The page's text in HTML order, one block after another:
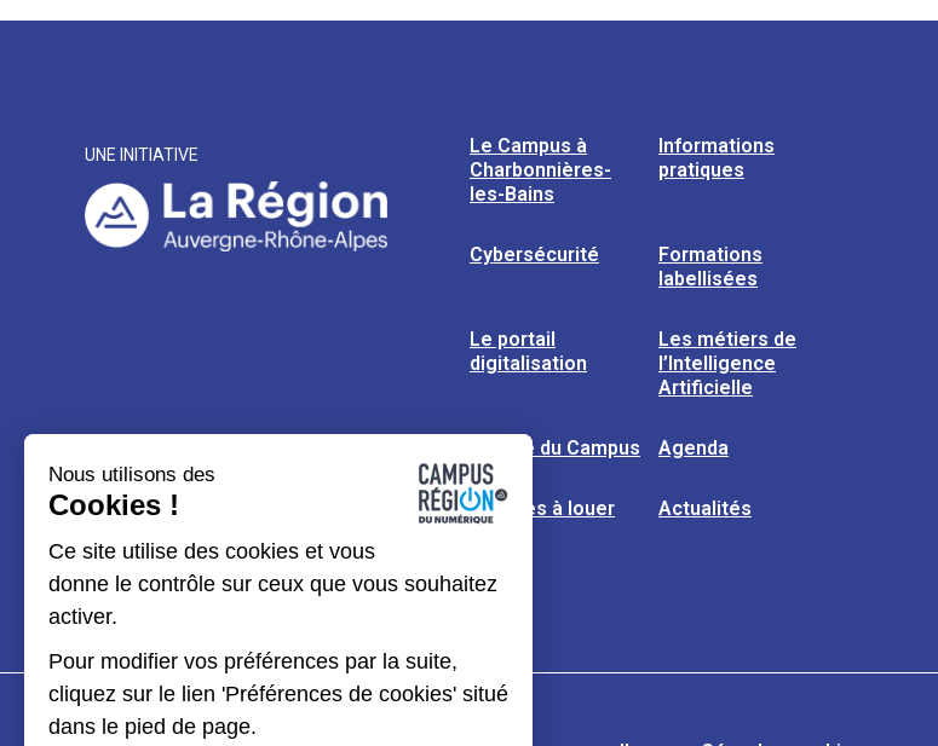
UNE INITIATIVE
Le Campus à
Charbonnières-
les-Bains
Informations
pratiques
Cybersécurité
Formations
labellisées
Le portail
digitalisation
Les métiers de
l’Intelligence
Artificielle
L’usine du Campus Agenda
Espaces à louer Actualités
Nous utilisons des
Cookies !
Ce site utilise des cookies et vous
donne le contrôle sur ceux que vous souhaitez
activer.
Pour modifier vos préférences par la suite,
cliquez sur le lien 'Préférences de cookies' situé
dans le pied de page.